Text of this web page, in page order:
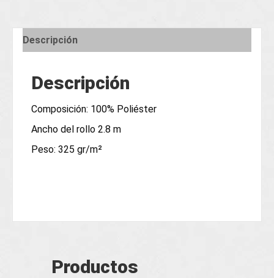
Descripción
Descripción
Composición: 100% Poliéster
Ancho del rollo 2.8 m
Peso: 325 gr/m²
Productos